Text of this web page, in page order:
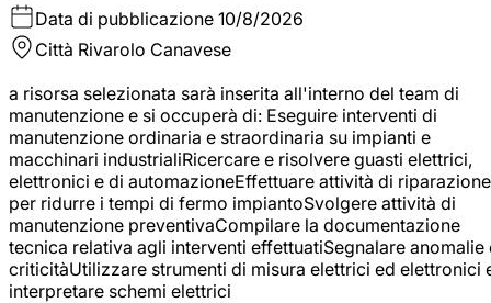
Data di pubblicazione 10/8/2026
Città Rivarolo Canavese
a risorsa selezionata sarà inserita all'interno del team di
manutenzione e si occuperà di: Eseguire interventi di
manutenzione ordinaria e straordinaria su impianti e
macchinari industrialiRicercare e risolvere guasti elettrici,
elettronici e di automazioneEffettuare attività di riparazione
per ridurre i tempi di fermo impiantoSvolgere attività di
manutenzione preventivaCompilare la documentazione
tecnica relativa agli interventi effettuatiSegnalare anomalie
criticitàUtilizzare strumenti di misura elettrici ed elettronici
interpretare schemi elettrici